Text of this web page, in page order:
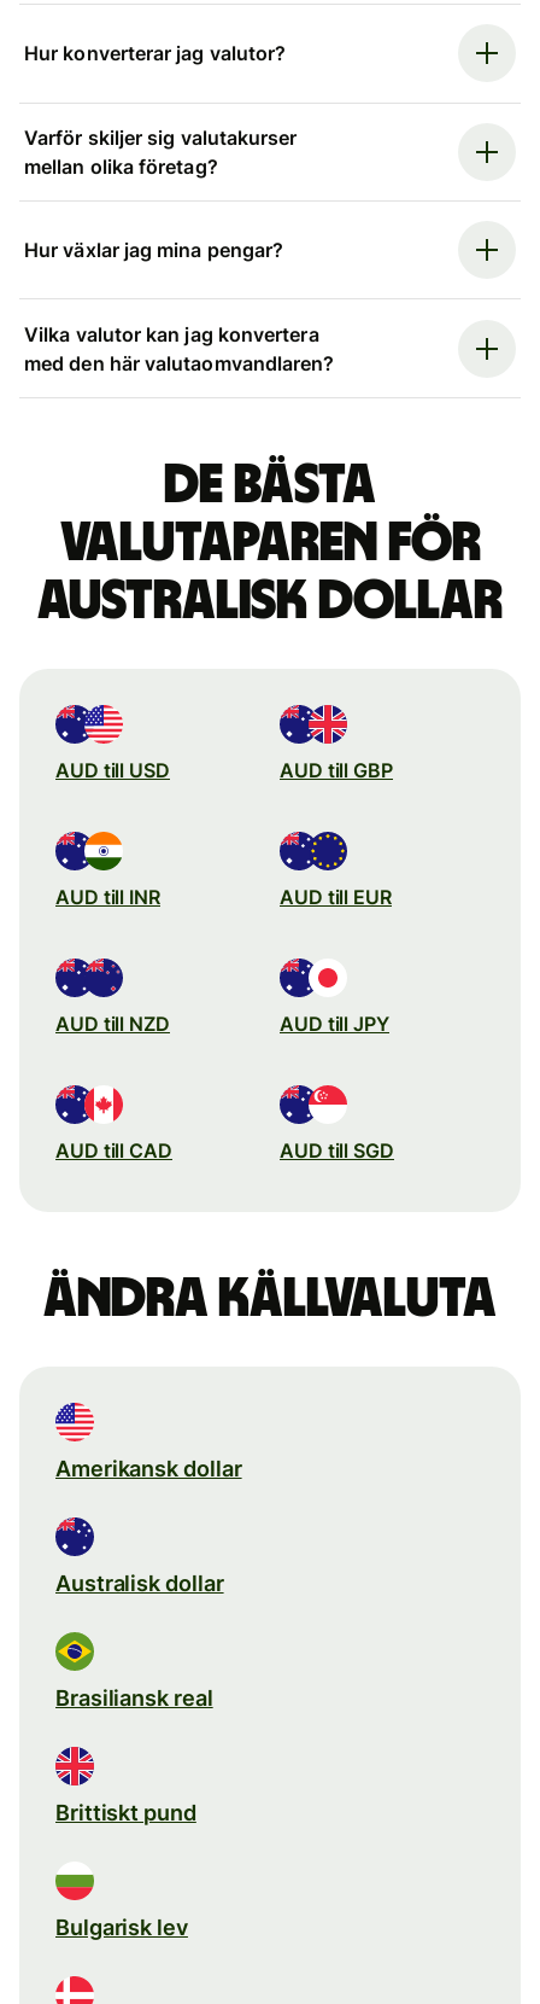
Hur konverterar jag valutor?
Varför skiljer sig valutakurser
mellan olika företag?
Hur växlar jag mina pengar?
Vilka valutor kan jag konvertera
med den här valutaomvandlaren?
De bästa
valutaparen för
australisk dollar
AUD till USD AUD till GBP
AUD till INR AUD till EUR
AUD till NZD AUD till JPY
AUD till CAD AUD till SGD
Ändra källvaluta
Amerikansk dollar
Australisk dollar
Brasiliansk real
Brittiskt pund
Bulgarisk lev